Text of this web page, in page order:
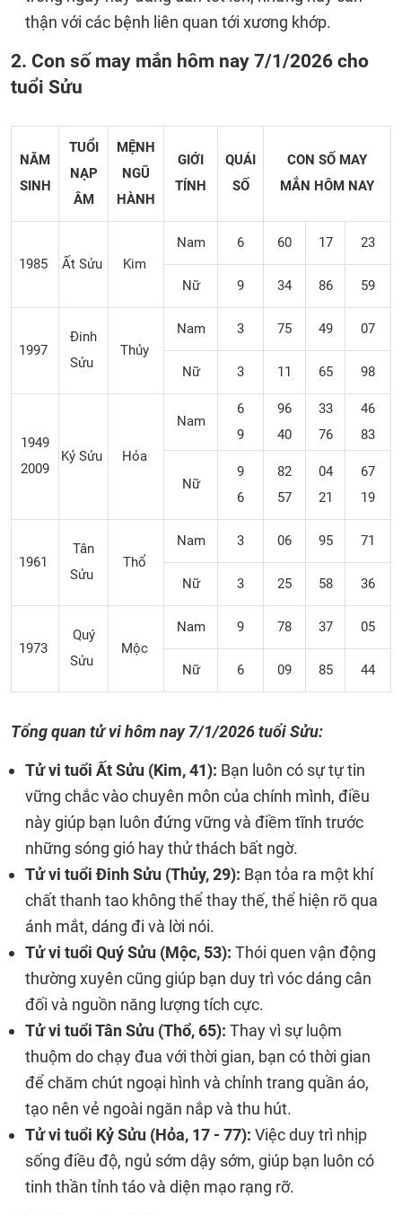
thận với các bệnh liên quan tới xương khớp.
2. Con số may mắn hôm nay 7/1/2026 cho
tuổi Sửu
NĂM
SINH
TUỔI
NẠP
ÂM
MỆNH
NGŨ
HÀNH
GIỚI
TÍNH
QUÁI
SỐ
CON SỐ MAY
MẮN HÔM NAY
1985 Ất Sửu Kim
Nam 6 60 17 23
Nữ 9 34 86 59
1997
Đinh
Sửu
Thủy
Nam 3 75 49 07
Nữ 3 11 65 98
1949
2009
Kỷ Sửu Hỏa
Nam
6
9
96
40
33
76
46
83
Nữ
9
6
82
57
04
21
67
19
1961
Tân
Sửu
Thổ
Nam 3 06 95 71
Nữ 3 25 58 36
1973
Quý
Sửu
Mộc
Nam 9 78 37 05
Nữ 6 09 85 44
Tổng quan tử vi hôm nay7/1/2026 tuổi Sửu:
Tử vi tuổi Ất Sửu (Kim, 41): Bạn luôn có sự tự tin
vững chắc vào chuyên môn của chính mình, điều
này giúp bạn luôn đứng vững và điềm tĩnh trước
những sóng gió hay thử thách bất ngờ.
Tử vi tuổi Đinh Sửu (Thủy, 29): Bạn tỏa ra một khí
chất thanh tao không thể thay thế, thể hiện rõ qua
ánh mắt, dáng đi và lời nói.
Tử vi tuổi Quý Sửu (Mộc, 53): Thói quen vận động
thường xuyên cũng giúp bạn duy trì vóc dáng cân
đối và nguồn năng lượng tích cực.
Tử vi tuổi Tân Sửu (Thổ, 65): Thay vì sự luộm
thuộm do chạy đua với thời gian, bạn có thời gian
để chăm chút ngoại hình và chỉnh trang quần áo,
tạo nên vẻ ngoài ngăn nắp và thu hút.
Tử vi tuổi Kỷ Sửu (Hỏa, 17 - 77): Việc duy trì nhịp
sống điều độ, ngủ sớm dậy sớm, giúp bạn luôn có
tinh thần tỉnh táo và diện mạo rạng rỡ.